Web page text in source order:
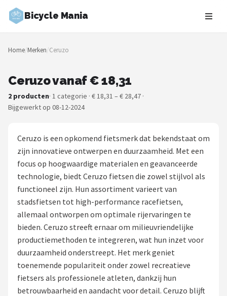
Bicycle Mania
Zoeken
NAVIGATIE
Merken
Fietsroutes
Kinderfietsen
Stadsfietsen
Elektrische fietsen
Shop
POPULAIRE MERKEN
Home/Merken/Ceruzo
Ceruzo vanaf € 18,31
2 producten· 1 categorie · € 18,31 – € 28,47 ·
Bijgewerkt op 08-12-2024
Ceruzo is een opkomend fietsmerk dat bekendstaat om
zijn innovatieve ontwerpen en duurzaamheid. Met een
focus op hoogwaardige materialen en geavanceerde
technologie, biedt Ceruzo fietsen die zowel stijlvol als
functioneel zijn. Hun assortiment varieert van
stadsfietsen tot high-performance racefietsen,
allemaal ontworpen om optimale rijervaringen te
bieden. Ceruzo streeft ernaar om milieuvriendelijke
productiemethoden te integreren, wat hun inzet voor
duurzaamheid onderstreept. Het merk geniet
toenemende populariteit onder zowel recreatieve
fietsers als professionele atleten, dankzij hun
betrouwbaarheid en aandacht voor detail. Ceruzo blijft